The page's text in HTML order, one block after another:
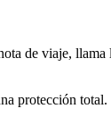
de viaje,
protección total.